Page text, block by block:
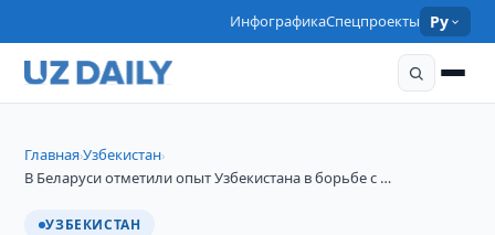
ИнфографикаСпецпроекты Ру
Главная›Узбекистан›
В Беларуси отметили опыт Узбекистана в борьбе с …
УЗБЕКИСТАН